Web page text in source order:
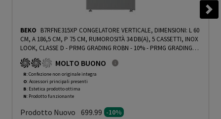
BEKO B7RFNE315XP CONGELATORE VERTICALE, DIMENSIONI: L 60
CM, A 186,5 CM, P 75 CM, RUMOROSITÀ 34 DB(A), 5 CASSETTI, INOX
LOOK, CLASSE D - PRMG GRADING ROBN - 10%- PRMG GRADING
ROBN - 10%
MOLTO BUONO
R: Confezione non originale integra
O: Accessori principali presenti
B: Estetica prodotto ottima
N: Prodotto funzionante
Prodotto Nuovo 699.99 -10%